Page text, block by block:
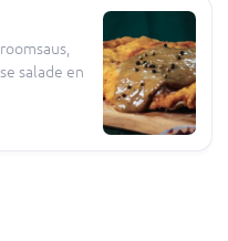
salade en